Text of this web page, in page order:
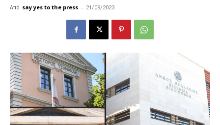
Από say yes to the press - 21/09/2023